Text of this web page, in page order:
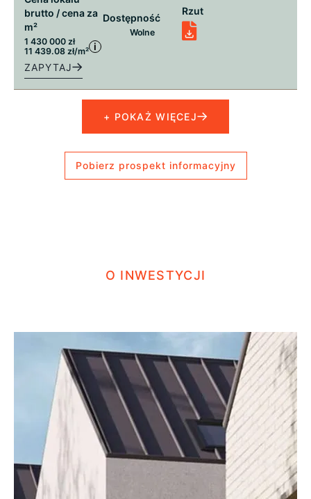
brutto / cena za
m²
1 430 000 zł
11 439.08 zł/m² i
Dostępność
Wolne
Rzut
ZAPYTAJ
+ POKAŻ WIĘCEJ
Pobierz prospekt informacyjny
O INWESTYCJI